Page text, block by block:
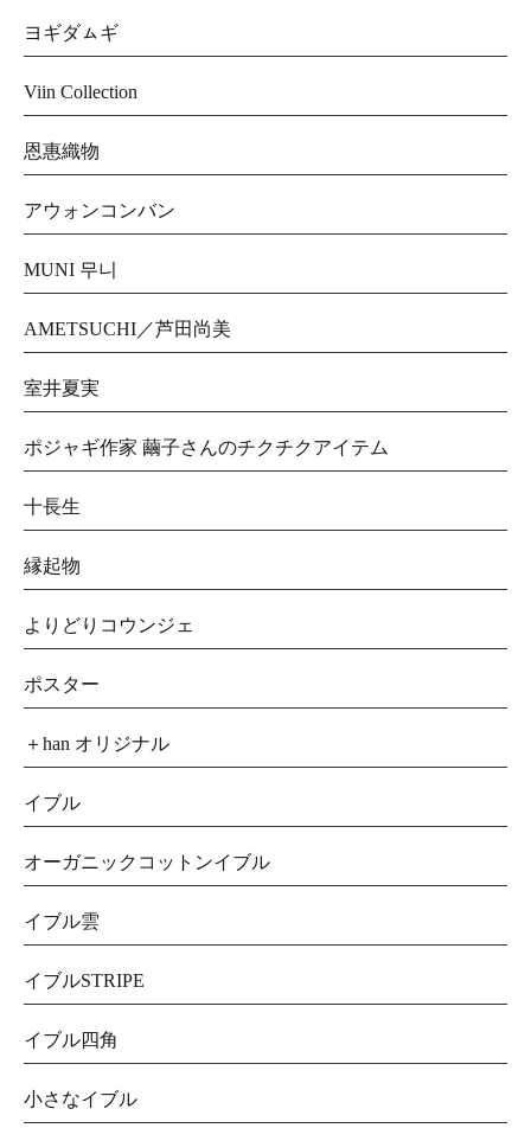
ヨギダㇺギ
Viin Collection
恩惠織物
アウォンコンバン
MUNI 무니
AMETSUCHI／芦田尚美
室井夏実
ポジャギ作家 繭子さんのチクチクアイテム
十長生
縁起物
よりどりコウンジェ
ポスター
＋han オリジナル
イブル
オーガニックコットンイブル
イブル雲
イブルSTRIPE
イブル四角
小さなイブル